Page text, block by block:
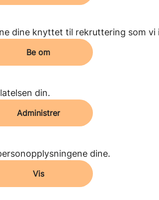
dine knyttet til rekruttering som
Be om
din.
Administrer
dine.
Vis